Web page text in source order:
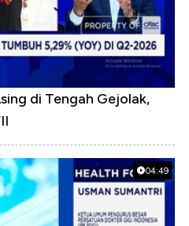
di Tengah Gejolak,
04:49